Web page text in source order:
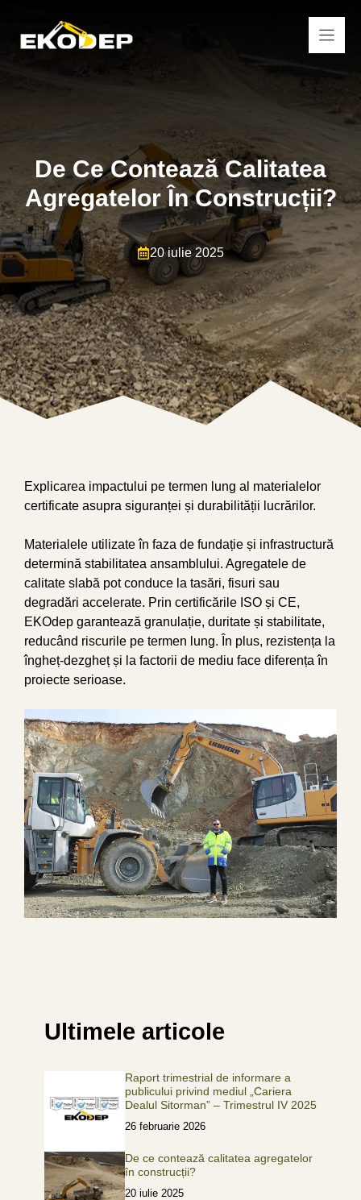
conținut
De Ce Contează Calitatea
Agregatelor În Construcții?
20 iulie 2025
Explicarea impactului pe termen lung al materialelor
certificate asupra siguranței și durabilității lucrărilor.
Materialele utilizate în faza de fundație și infrastructură
determină stabilitatea ansamblului. Agregatele de
calitate slabă pot conduce la tasări, fisuri sau
degradări accelerate. Prin certificările ISO și CE,
EKOdep garantează granulație, duritate și stabilitate,
reducând riscurile pe termen lung. În plus, rezistența la
îngheț-dezgheț și la factorii de mediu face diferența în
proiecte serioase.
Ultimele articole
Raport trimestrial de informare a
publicului privind mediul „Cariera
Dealul Sitorman” – Trimestrul IV 2025
26 februarie 2026
De ce contează calitatea agregatelor
în construcții?
20 iulie 2025